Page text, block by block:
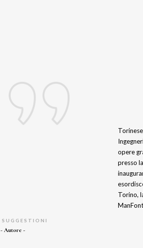
SUGGESTIONI
- Autore -
opere
presso
Torino,